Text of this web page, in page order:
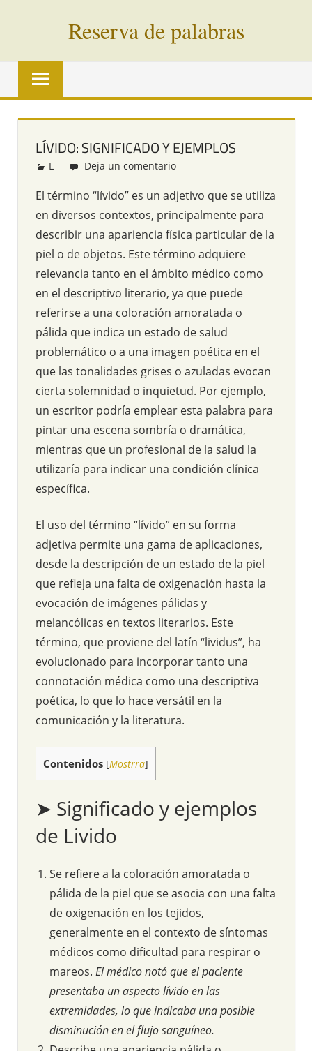
Reserva de palabras
Palabras
vías
todo
mundo
LÍVIDO: SIGNIFICADO Y EJEMPLOS
Redacción
L Deja un comentario
El término “lívido” es un adjetivo que se utiliza
en diversos contextos, principalmente para
describir una apariencia física particular de la
piel o de objetos. Este término adquiere
relevancia tanto en el ámbito médico como
en el descriptivo literario, ya que puede
referirse a una coloración amoratada o
pálida que indica un estado de salud
problemático o a una imagen poética en el
que las tonalidades grises o azuladas evocan
cierta solemnidad o inquietud. Por ejemplo,
un escritor podría emplear esta palabra para
pintar una escena sombría o dramática,
mientras que un profesional de la salud la
utilizaría para indicar una condición clínica
específica.
El uso del término “lívido” en su forma
adjetiva permite una gama de aplicaciones,
desde la descripción de un estado de la piel
que refleja una falta de oxigenación hasta la
evocación de imágenes pálidas y
melancólicas en textos literarios. Este
término, que proviene del latín “lividus”, ha
evolucionado para incorporar tanto una
connotación médica como una descriptiva
poética, lo que lo hace versátil en la
comunicación y la literatura.
Contenidos [Mostrra]
➤ Significado y ejemplos
de Livido
Se refiere a la coloración amoratada o
pálida de la piel que se asocia con una falta
de oxigenación en los tejidos,
generalmente en el contexto de síntomas
médicos como dificultad para respirar o
mareos. El médico notó que el paciente
presentaba un aspecto lívido en las
extremidades, lo que indicaba una posible
disminución en el flujo sanguíneo.